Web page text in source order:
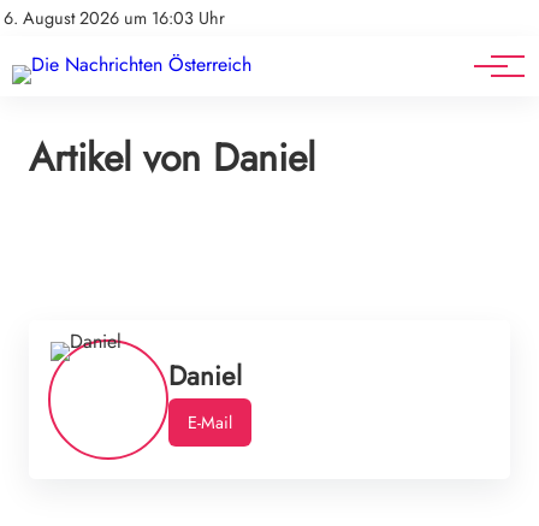
6. August 2026 um 16:03 Uhr
Mediadaten
Stellenangebote
Veranstaltungen
Artikel von Daniel
Daniel
E-Mail